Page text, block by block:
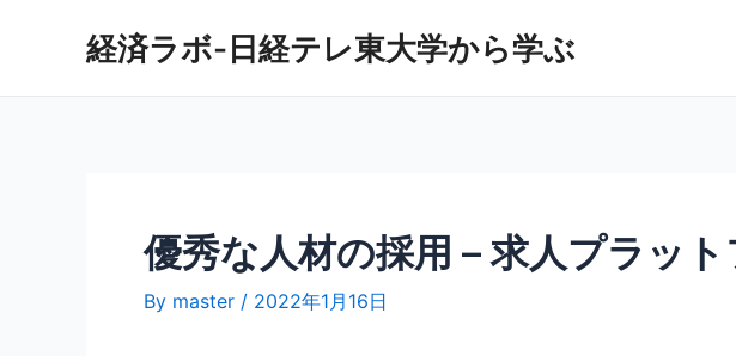
経済ラボ-日経テレ東大学から学ぶ
優秀な人材の採用 – 求人プラッ
By master / 2022年1月16日